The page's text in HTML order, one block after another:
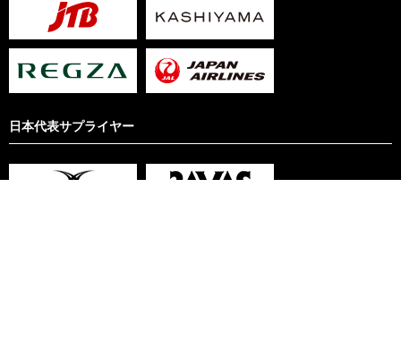
日本代表サプライヤー